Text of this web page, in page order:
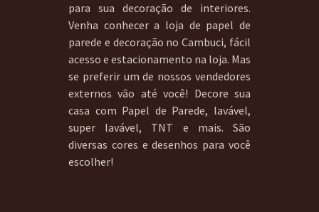
para sua decoração de interiores.
Venha conhecer a loja de papel de
parede e decoração no Cambuci, fácil
acesso e estacionamento na loja. Mas
se preferir um de nossos vendedores
externos vão até você! Decore sua
casa com Papel de Parede, lavável,
super lavável, TNT e mais. São
diversas cores e desenhos para você
escolher!